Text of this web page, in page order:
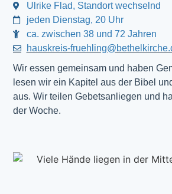
Ulrike Flad, Standort wechselnd
jeden Dienstag, 20 Uhr
ca. zwischen 38 und 72 Jahren
hauskreis-
Wir essen gemeinsam und haben
lesen wir ein Kapitel aus der Bibel
aus. Wir teilen Gebetsanliegen und
der Woche.